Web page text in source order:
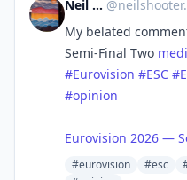
Neil Shooter @
My belated
Semi-Final Two
#Eurovision #ESC
#opinion
Eurovision 2026 —
#eurovision #esc